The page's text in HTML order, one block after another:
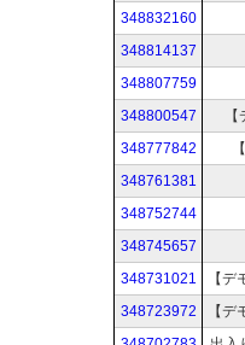
348832160
348814137
348807759
348800547
348777842
348761381
348752744
348745657
348731021
348723972